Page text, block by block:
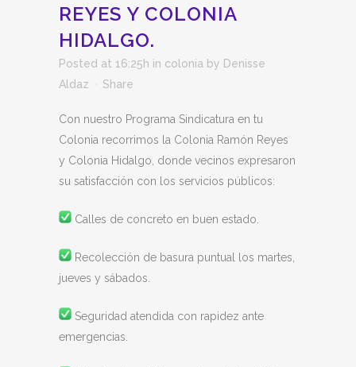
REYES Y COLONIA
HIDALGO.
Posted at 16:25h in colonia by Denisse
Aldaz
Share
Con nuestro Programa Sindicatura en tu
Colonia recorrimos la Colonia Ramón Reyes
y Colonia Hidalgo, donde vecinos expresaron
su satisfacción con los servicios públicos:
Calles de concreto en buen estado.
Recolección de basura puntual los martes,
jueves y sábados.
Seguridad atendida con rapidez ante
emergencias.